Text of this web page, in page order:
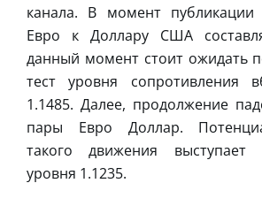
канала. В момент публикации
Евро к Доллару США
данный момент стоит ожидать
тест уровня сопротивления
1.1485. Далее, продолжение
пары Евро Доллар.
такого движения выступает
уровня 1.1235.